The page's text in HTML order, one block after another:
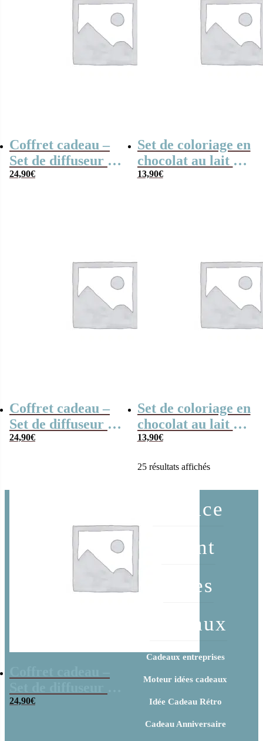
Coffret cadeau –
Set de diffuseur de
parfum + Bougie –
24,90€
Set de coloriage en
chocolat au lait –
“Merci nounou”-
13,90€
Coffret cadeau –
Set de diffuseur de
parfum + Bougie –
24,90€
Set de coloriage en
chocolat au lait –
“Merci”-
ciel
13,90€
parfum + Bougie –
24,90€
25 résultats affichés
Service
client
Idées
cadeaux
Cadeaux entreprises
Moteur idées cadeaux
Idée Cadeau Rétro
Cadeau Anniversaire